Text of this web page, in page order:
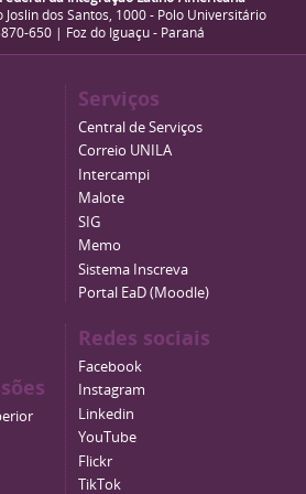
dos Santos, 1000 - Polo Universitário
650 | Foz do Iguaçu - Paraná
Serviços
Central de Serviços
Correio UNILA
Intercampi
Malote
SIG
Memo
Sistema Inscreva
Portal EaD (Moodle)
Redes sociais
Facebook
Instagram
Linkedin
YouTube
Flickr
TikTok